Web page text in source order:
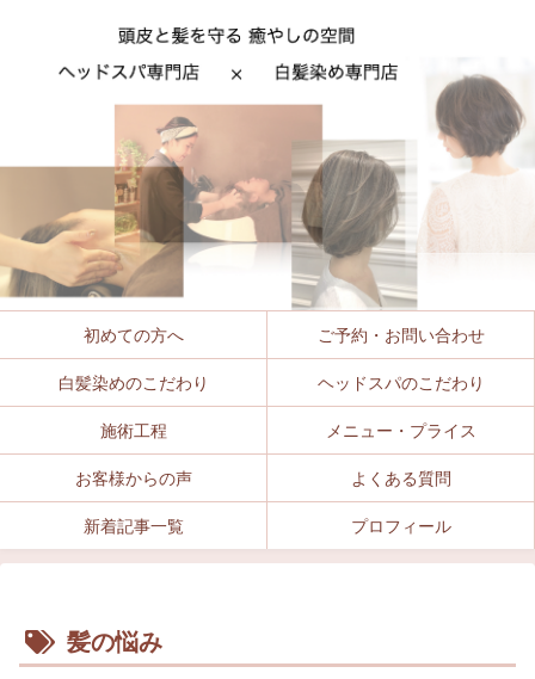
初めての方へ ご予約・お問い合わせ
白髪染めのこだわり ヘッドスパのこだわり
施術工程 メニュー・プライス
お客様からの声 よくある質問
新着記事一覧 プロフィール
髪の悩み